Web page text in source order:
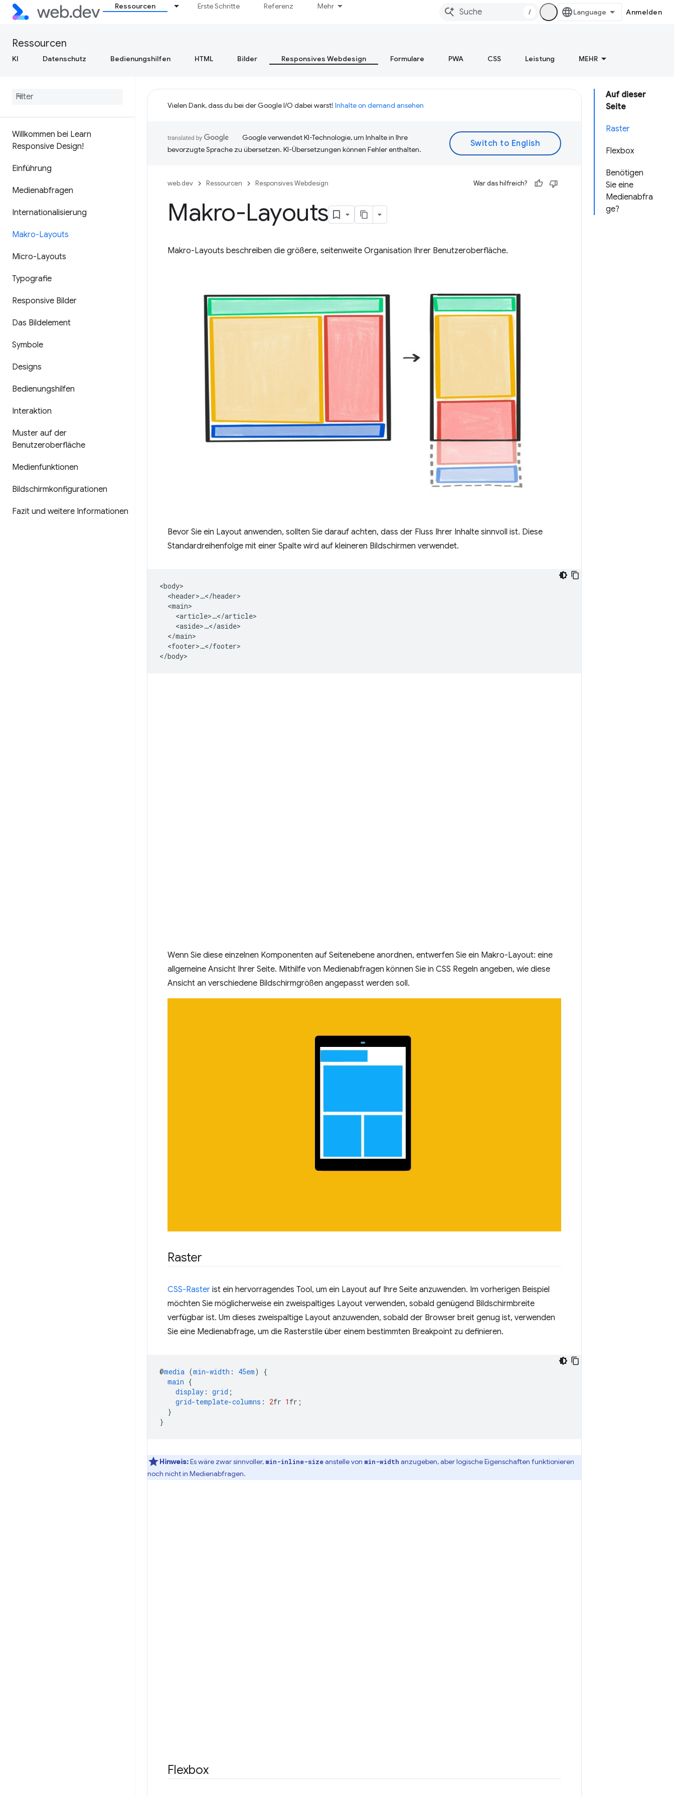
Ressourcen Erste Schritte Referenz Mehr
/ Anmelden
Ressourcen
KI Datenschutz Bedienungshilfen HTML Bilder Responsives Webdesign Formulare PWA CSS Leistung MEHR
Willkommen bei Learn
Responsive Design!
Einführung
Medienabfragen
Internationalisierung
Makro-Layouts
Micro-Layouts
Typografie
Responsive Bilder
Das Bildelement
Symbole
Designs
Bedienungshilfen
Interaktion
Muster auf der
Benutzeroberfläche
Medienfunktionen
Bildschirmkonfigurationen
Fazit und weitere Informationen
Auf dieser
Seite
Raster
Flexbox
Benötigen
Sie eine
Medienabfra
ge?
Vielen Dank, dass du bei der Google I/O dabei warst! Inhalte on demand ansehen
Google verwendet KI-Technologie, um Inhalte in Ihre
bevorzugte Sprache zu übersetzen. KI-Übersetzungen können Fehler enthalten.
web.dev Ressourcen Responsives Webdesign War das hilfreich?
Makro-Layouts
Makro-Layouts beschreiben die größere, seitenweite Organisation Ihrer Benutzeroberfläche.
Bevor Sie ein Layout anwenden, sollten Sie darauf achten, dass der Fluss Ihrer Inhalte sinnvoll ist. Diese
Standardreihenfolge mit einer Spalte wird auf kleineren Bildschirmen verwendet.
<body>
  <header>…</header>
  <main>
    <article>…</article>
    <aside>…</aside>
  </main>
  <footer>…</footer>
Wenn Sie diese einzelnen Komponenten auf Seitenebene anordnen, entwerfen Sie ein Makro-Layout: eine
allgemeine Ansicht Ihrer Seite. Mithilfe von Medienabfragen können Sie in CSS Regeln angeben, wie diese
Ansicht an verschiedene Bildschirmgrößen angepasst werden soll.
Raster
CSS-Raster ist ein hervorragendes Tool, um ein Layout auf Ihre Seite anzuwenden. Im vorherigen Beispiel
möchten Sie möglicherweise ein zweispaltiges Layout verwenden, sobald genügend Bildschirmbreite
verfügbar ist. Um dieses zweispaltige Layout anzuwenden, sobald der Browser breit genug ist, verwenden
Sie eine Medienabfrage, um die Rasterstile über einem bestimmten Breakpoint zu definieren.
@media (min-width : 45em)
{
main {
display : grid ;
grid-template-columns : 2fr 1 fr ;
}
}
Hinweis:Es wäre zwar sinnvoller, min-inline-sizeanstelle von min-width anzugeben, aber logische Eigenschaften funktionieren
noch nicht in Medienabfragen.
Flexbox